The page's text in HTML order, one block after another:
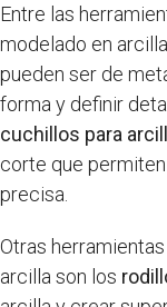
Entre las
modelado en
pueden ser de
forma y definir
cuchillos para
corte que
precisa.
Otras
arcilla son los